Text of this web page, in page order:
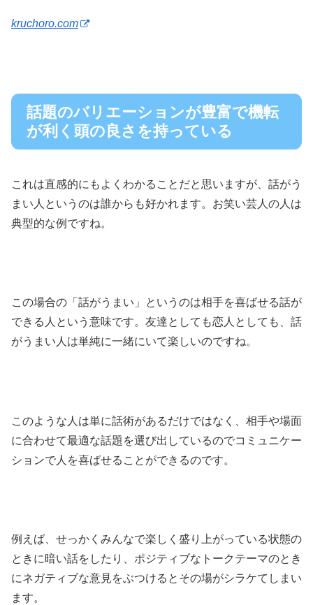
kruchoro.com
話題のバリエーションが豊富で機転
が利く頭の良さを持っている
これは直感的にもよくわかることだと思いますが、話がう
まい人というのは誰からも好かれます。お笑い芸人の人は
典型的な例ですね。
この場合の「話がうまい」というのは相手を喜ばせる話が
できる人という意味です。友達としても恋人としても、話
がうまい人は単純に一緒にいて楽しいのですね。
このような人は単に話術があるだけではなく、相手や場面
に合わせて最適な話題を選び出しているのでコミュニケー
ションで人を喜ばせることができるのです。
例えば、せっかくみんなで楽しく盛り上がっている状態の
ときに暗い話をしたり、ポジティブなトークテーマのとき
にネガティブな意見をぶつけるとその場がシラケてしまい
ます。